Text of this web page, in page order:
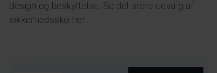
design og beskyttelse. Se det store udvalg af
sikkerhedssko her.